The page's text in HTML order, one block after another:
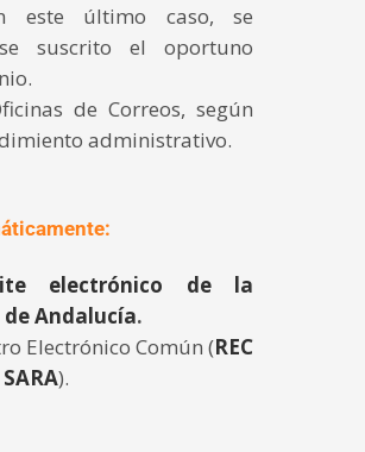
este último caso, se
suscrito el oportuno
de Correos, según
administrativo.
electrónico de la
de Andalucía.
Electrónico Común (REC
).